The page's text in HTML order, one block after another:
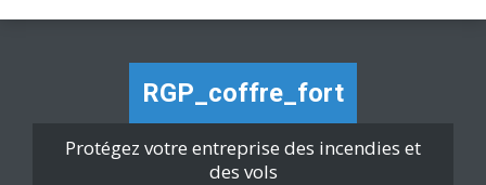
RGP_coffre_fort
Protégez votre entreprise des incendies et
des vols